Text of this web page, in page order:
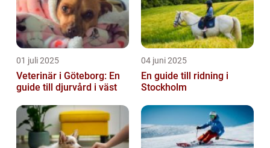
01 juli 2025
Veterinär i Göteborg: En
guide till djurvård i väst
04 juni 2025
En guide till ridning i
Stockholm